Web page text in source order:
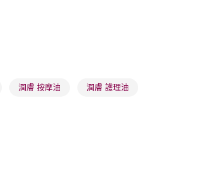
或以上免運費
潤膚 按摩油 潤膚 護理油